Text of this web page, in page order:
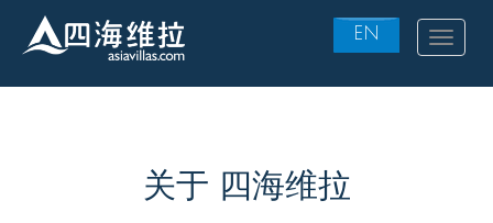
EN Toggle
关于 四海维拉